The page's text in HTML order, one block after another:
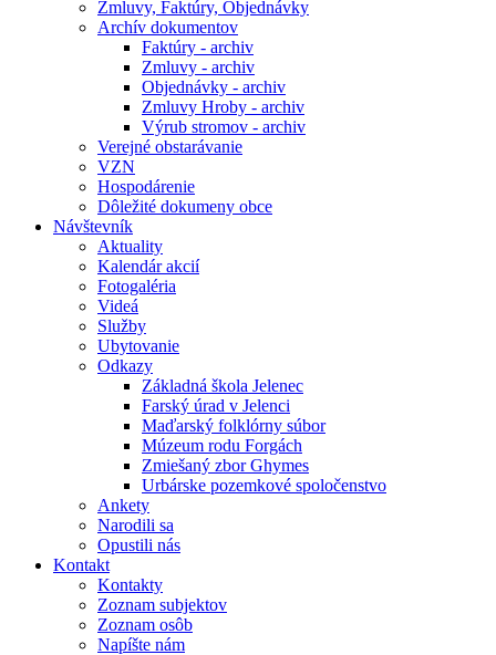
Zmluvy, Faktúry, Objednávky
Archív dokumentov
Faktúry - archiv
Zmluvy - archiv
Objednávky - archiv
Zmluvy Hroby - archiv
Výrub stromov - archiv
Verejné obstarávanie
VZN
Hospodárenie
Dôležité dokumeny obce
Návštevník
Aktuality
Kalendár akcií
Fotogaléria
Videá
Služby
Ubytovanie
Odkazy
Základná škola Jelenec
Farský úrad v Jelenci
Maďarský folklórny súbor
Múzeum rodu Forgách
Zmiešaný zbor Ghymes
Urbárske pozemkové spoločenstvo
Ankety
Narodili sa
Opustili nás
Kontakt
Kontakty
Zoznam subjektov
Zoznam osôb
Napíšte nám